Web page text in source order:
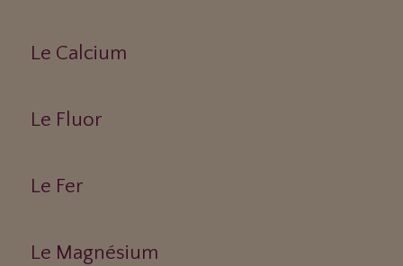
Le Calcium
Le Fluor
Le Fer
Le Magnésium